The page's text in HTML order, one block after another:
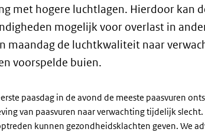
met hogere luchtlagen. Hierdoor kan
mogelijk voor overlast in
maandag de luchtkwaliteit naar
voorspelde buien.
paasdag in de avond de meeste paasvuren
van paasvuren naar verwachting tijdelijk slecht.
kunnen gezondheidsklachten geven. We